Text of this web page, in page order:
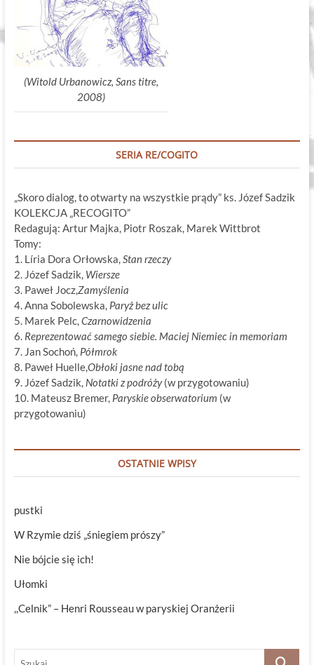
(Witold Urbanowicz, Sans titre,
2008)
SERIA RE/COGITO
„Skoro dialog, to otwarty na wszystkie prądy” ks. Józef Sadzik
KOLEKCJA „RECOGITO”
Redagują: Artur Majka, Piotr Roszak, Marek Wittbrot
Tomy:
1. Líria Dora Orłowska,Stan rzeczy
2. Józef Sadzik, Wiersze
3. Paweł Jocz,Zamyślenia
4. Anna Sobolewska, Paryż bez ulic
5. Marek Pelc,Czarnowidzenia
6. Reprezentować samego siebie. Maciej Niemiec in memoriam
7. Jan Sochoń, Półmrok
8. Paweł Huelle,Obłoki jasne nad tobą
9. Józef Sadzik, Notatki z podróży(w przygotowaniu)
10. Mateusz Bremer, Paryskie obserwatorium (w
przygotowaniu)
OSTATNIE WPISY
pustki
W Rzymie dziś „śniegiem prószy”
Nie bójcie się ich!
Ułomki
,,Celnik” – Henri Rousseau w paryskiej Oranżerii
Szukaj